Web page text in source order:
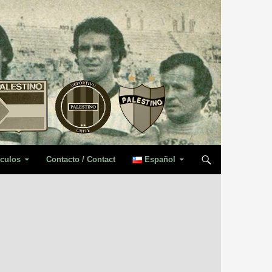
Contacto / Contact Español